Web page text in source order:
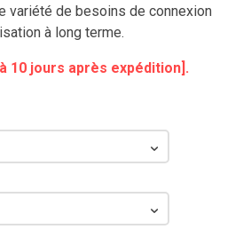
variété de besoins de connexion
à long terme.
10 jours après expédition].